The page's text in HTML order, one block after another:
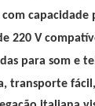
​​com
220 V
para som e
transporte